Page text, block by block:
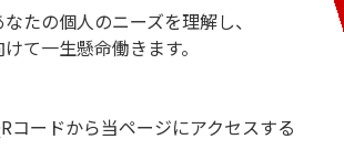
たの個人のニーズを理解し、
て一生懸命働きます。
コードから当ページにアクセスする